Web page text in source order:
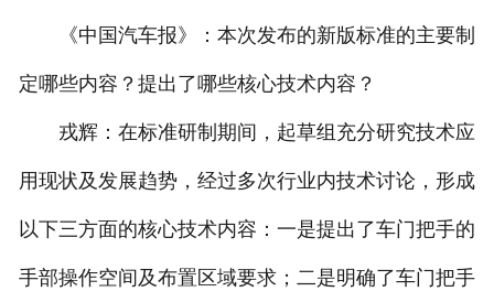
《中国汽车报》：本次发布的新版标准的主要制
定哪些内容？提出了哪些核心技术内容？
戎辉：在标准研制期间，起草组充分研究技术应
用现状及发展趋势，经过多次行业内技术讨论，形成
以下三方面的核心技术内容：一是提出了车门把手的
手部操作空间及布置区域要求；二是明确了车门把手